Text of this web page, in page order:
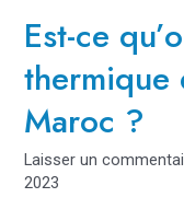
Est-ce
thermique
Maroc ?
Laisser un
2023